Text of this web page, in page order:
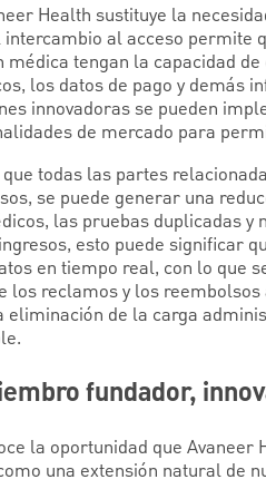
Health sustituye la
al acceso permite
médica tengan la capacidad
los datos de pago y demás
innovadoras se pueden
de mercado para
todas las partes
se puede generar una
las pruebas duplicadas y
esto puede significar
en tiempo real, con lo que
los reclamos y los
eliminación de la carga
fundador,
la oportunidad que
una extensión natural de